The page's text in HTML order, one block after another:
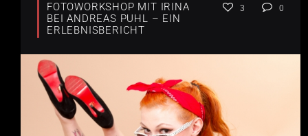
FOTOWORKSHOP MIT IRINA
BEI ANDREAS PUHL – EIN
ERLEBNISBERICHT
3 0